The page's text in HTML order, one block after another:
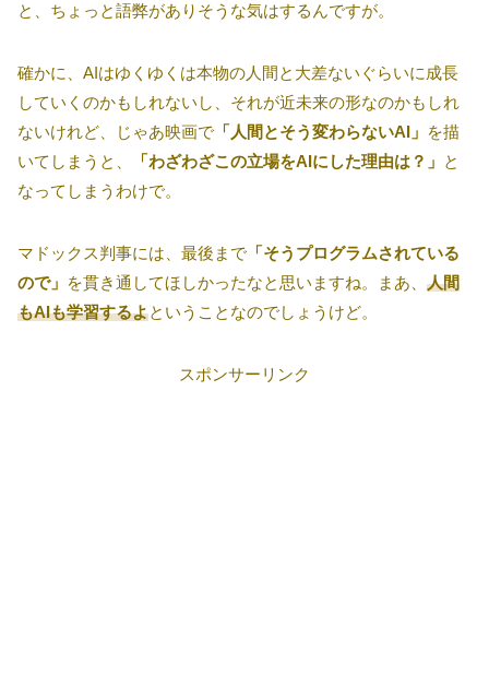
と、ちょっと語弊がありそうな気はするんですが。
確かに、AIはゆくゆくは本物の人間と大差ないぐらいに成長
していくのかもしれないし、それが近未来の形なのかもしれ
ないけれど、じゃあ映画で 「人間とそう変わらないAI」 を描
いてしまうと、
「わざわざこの立場をAIにした理由は？」 と
なってしまうわけで。
マドックス判事には、最後まで 「そうプログラムされている
ので」 を貫き通してほしかったなと思いますね。まあ、 人間
もAIも学習するよということなのでしょうけど。
スポンサーリンク